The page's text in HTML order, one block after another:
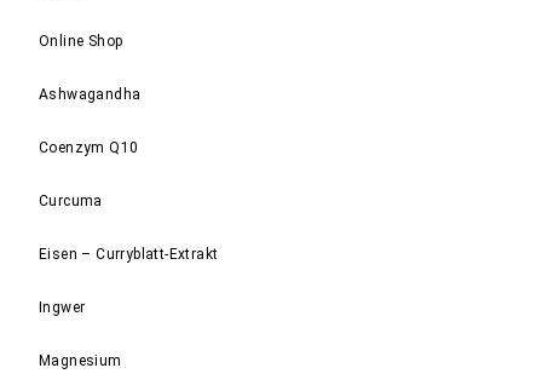
Online Shop
Ashwagandha
Coenzym Q10
Curcuma
Eisen – Curryblatt-Extrakt
Ingwer
Magnesium